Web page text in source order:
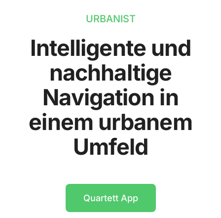
URBANIST
Intelligente und
nachhaltige
Navigation in
einem urbanem
Umfeld
Quartett App